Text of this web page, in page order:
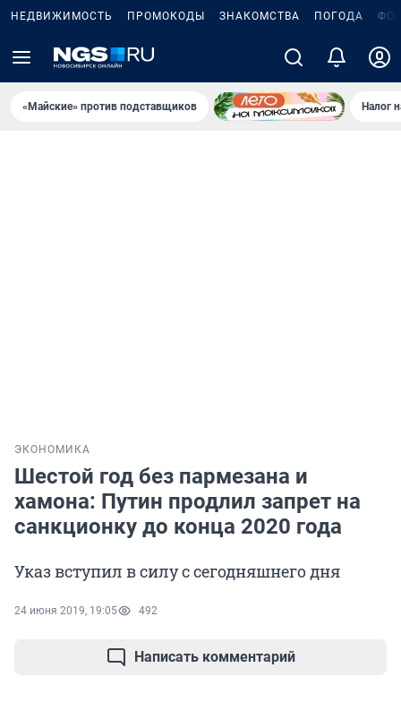
НЕДВИЖИМОСТЬ ПРОМОКОДЫ ЗНАКОМСТВА ПОГОДА
«Майские» против подставщиков Налог
ЭКОНОМИКА
Шестой год без пармезана и
хамона: Путин продлил запрет на
санкционку до конца 2020 года
Указ вступил в силу с сегодняшнего дня
24 июня 2019, 19:05 492
Написать комментарий